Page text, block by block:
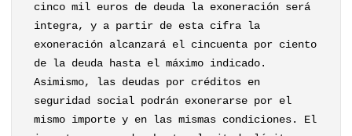
cinco mil euros de deuda la exoneración será
integra, y a partir de esta cifra la
exoneración alcanzará el cincuenta por ciento
de la deuda hasta el máximo indicado.
Asimismo, las deudas por créditos en
seguridad social podrán exonerarse por el
mismo importe y en las mismas condiciones. El